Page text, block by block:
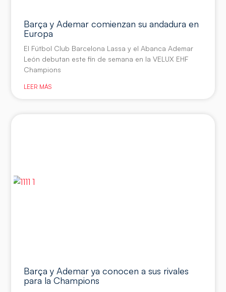
Barça y Ademar comienzan su andadura en
Europa
El Fútbol Club Barcelona Lassa y el Abanca Ademar
León debutan este fin de semana en la VELUX EHF
Champions
LEER MÁS
Barça y Ademar ya conocen a sus rivales
para la Champions